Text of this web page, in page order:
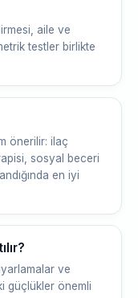
aile ve
testler birlikte
önerilir: ilaç
sosyal beceri
en iyi
ve
güçlükler önemli